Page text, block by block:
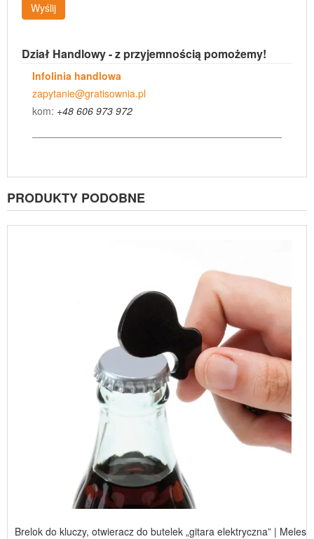
Wyślij
Dział Handlowy - z przyjemnością pomożemy!
Infolinia handlowa
zapytanie@gratisownia.pl
kom: +48 606 973 972
PRODUKTY PODOBNE
Brelok do kluczy, otwieracz do butelek „gitara elektryczna” | Meles